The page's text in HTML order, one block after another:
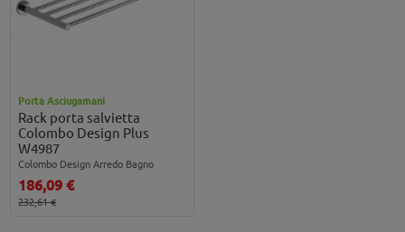
Porta Asciugamani
Rack porta salvietta
Colombo Design Plus
W4987
Colombo Design Arredo Bagno
186,09 €
232,61 €